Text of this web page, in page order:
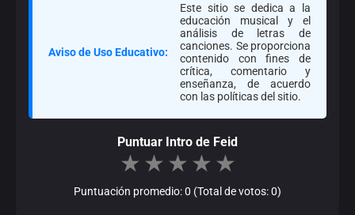
Aviso de Uso Educativo:
Este sitio se dedica a la
educación musical y el
análisis de letras de
canciones. Se proporciona
contenido con fines de
crítica, comentario y
enseñanza, de acuerdo
con las políticas del sitio.
Puntuar Intro de Feid
★ ★ ★ ★ ★
Puntuación promedio: 0 (Total de votos: 0)